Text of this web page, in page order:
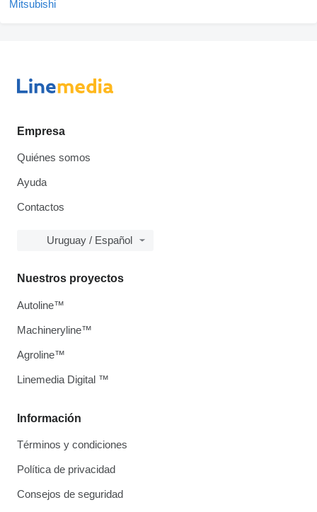
Empresa
Quiénes somos
Ayuda
Contactos
Uruguay / Español
Información
Términos y condiciones
Política de privacidad
Consejos de seguridad
Nuestros proyectos
Autoline™
Machineryline™
Agroline™
Linemedia Digital ™